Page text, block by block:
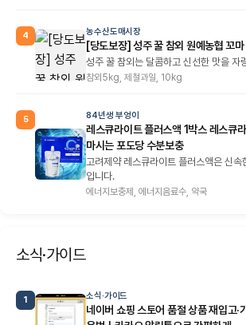
4 농수산도매시장
[당도보장] 성주 꿀 참외 원예농협 꼬마
성주 꿀 참외는 달콤하고 신선한 맛을 자
참외5kg, 제철과일, 10kg
5 84년생 부엉이
레스큐라이트 플러스액 1박스 레스큐
마시는 포도당 수분보충
고려제약 레스큐라이트 플러스액은 신
입니다.
에너지보충제, 에너지음료수, 약국
소식·가이드
1 소식·가이드
네이버 쇼핑 스토어 품절 상품 재입고·